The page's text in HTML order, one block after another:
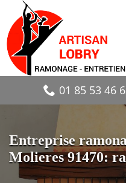
01 85 53 46
Entreprise
Molieres 91470: